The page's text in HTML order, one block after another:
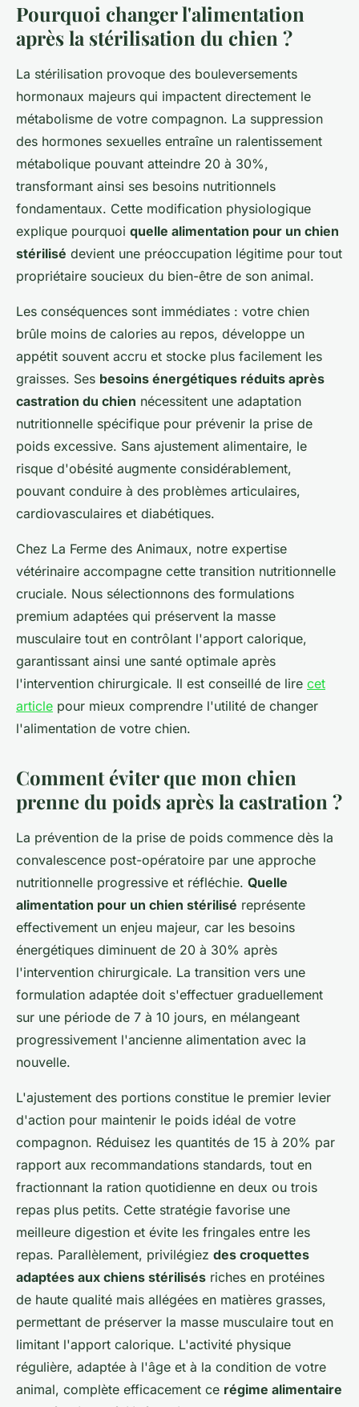
Pourquoi changer l'alimentation
après la stérilisation du chien ?
La stérilisation provoque des bouleversements
hormonaux majeurs qui impactent directement le
métabolisme de votre compagnon. La suppression
des hormones sexuelles entraîne un ralentissement
métabolique pouvant atteindre 20 à 30%,
transformant ainsi ses besoins nutritionnels
fondamentaux. Cette modification physiologique
explique pourquoi quelle alimentation pour un chien
stérilisé devient une préoccupation légitime pour tout
propriétaire soucieux du bien-être de son animal.
Les conséquences sont immédiates : votre chien
brûle moins de calories au repos, développe un
appétit souvent accru et stocke plus facilement les
graisses. Ses besoins énergétiques réduits après
castration du chien nécessitent une adaptation
nutritionnelle spécifique pour prévenir la prise de
poids excessive. Sans ajustement alimentaire, le
risque d'obésité augmente considérablement,
pouvant conduire à des problèmes articulaires,
cardiovasculaires et diabétiques.
Chez La Ferme des Animaux, notre expertise
vétérinaire accompagne cette transition nutritionnelle
cruciale. Nous sélectionnons des formulations
premium adaptées qui préservent la masse
musculaire tout en contrôlant l'apport calorique,
garantissant ainsi une santé optimale après
l'intervention chirurgicale. Il est conseillé de lire cet
article pour mieux comprendre l'utilité de changer
l'alimentation de votre chien.
Comment éviter que mon chien
prenne du poids après la castration ?
La prévention de la prise de poids commence dès la
convalescence post-opératoire par une approche
nutritionnelle progressive et réfléchie. Quelle
alimentation pour un chien stérilisé représente
effectivement un enjeu majeur, car les besoins
énergétiques diminuent de 20 à 30% après
l'intervention chirurgicale. La transition vers une
formulation adaptée doit s'effectuer graduellement
sur une période de 7 à 10 jours, en mélangeant
progressivement l'ancienne alimentation avec la
nouvelle.
L'ajustement des portions constitue le premier levier
d'action pour maintenir le poids idéal de votre
compagnon. Réduisez les quantités de 15 à 20% par
rapport aux recommandations standards, tout en
fractionnant la ration quotidienne en deux ou trois
repas plus petits. Cette stratégie favorise une
meilleure digestion et évite les fringales entre les
repas. Parallèlement, privilégiez des croquettes
adaptées aux chiens stérilisés riches en protéines
de haute qualité mais allégées en matières grasses,
permettant de préserver la masse musculaire tout en
limitant l'apport calorique. L'activité physique
régulière, adaptée à l'âge et à la condition de votre
animal, complète efficacement ce régime alimentaire